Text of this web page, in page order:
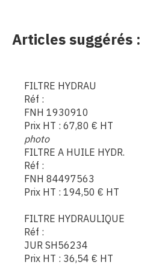
Articles suggérés :
FILTRE HYDRAU
Réf :
FNH 1930910
Prix HT : 67,80 € HT
photo
FILTRE A HUILE HYDR.
Réf :
FNH 84497563
Prix HT : 194,50 € HT
FILTRE HYDRAULIQUE
Réf :
JUR SH56234
Prix HT : 36,54 € HT